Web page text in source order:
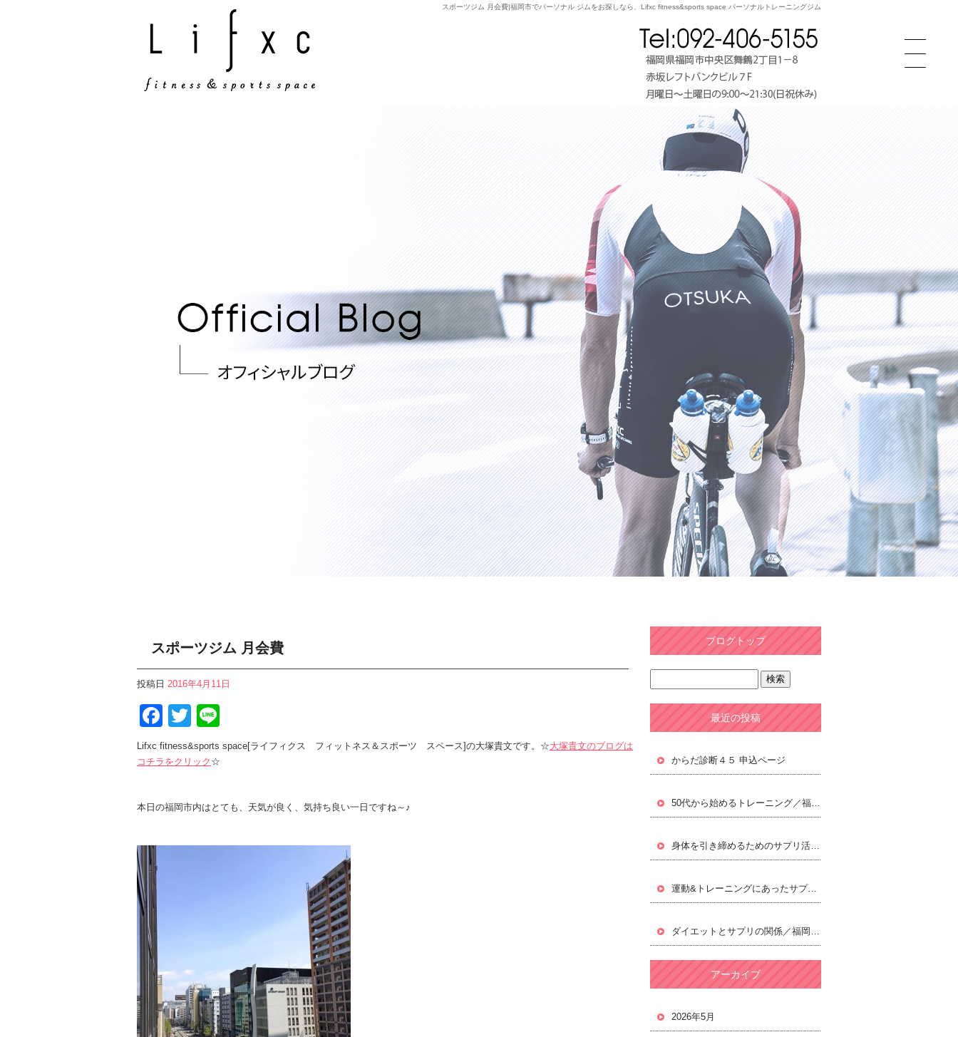
スポーツジム 月会費|福岡市でパーソナル ジムをお探しなら、Lifxc fitness&sports space パーソナルトレーニングジム
スポーツジム 月会費
投稿日 2016年4月11日
Facebook
Twitter
Lifxc fitness&sports space[ライフィクス フィットネス＆スポーツ スペース]の大塚貴文です。☆大塚貴文のブログは
コチラをクリック ☆
本日の福岡市内はとても、天気が良く、気持ち良い一日ですね～♪
ブログトップ
最近の投稿
からだ診断４５ 申込ページ
50代から始めるトレーニング／福岡パーソナルトレーニングジムLifxc[ライフィクス]
身体を引き締めるためのサプリ活用／福岡パーソナルトレーニングジムLifxc[ライフィクス]
運動&トレーニングにあったサプリ／福岡パーソナルトレーニングジムLifxc[ライフィクス]
ダイエットとサプリの関係／福岡パーソナルトレーニングジムLifxc[ライフィクス]
アーカイブ
2026年5月